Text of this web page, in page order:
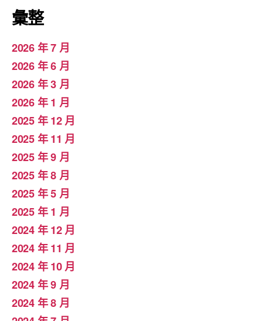
彙整
2026 年 7 月
2026 年 6 月
2026 年 3 月
2026 年 1 月
2025 年 12 月
2025 年 11 月
2025 年 9 月
2025 年 8 月
2025 年 5 月
2025 年 1 月
2024 年 12 月
2024 年 11 月
2024 年 10 月
2024 年 9 月
2024 年 8 月